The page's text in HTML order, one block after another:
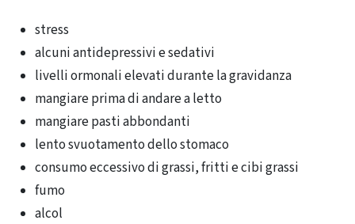
stress
alcuni antidepressivi e sedativi
livelli ormonali elevati durante la gravidanza
mangiare prima di andare a letto
mangiare pasti abbondanti
lento svuotamento dello stomaco
consumo eccessivo di grassi, fritti e cibi grassi
fumo
alcol